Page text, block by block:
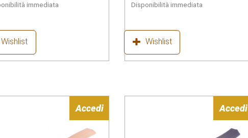
immediata
Wishlist
Disponibilità immediata
Wishlist
Accedi Accedi